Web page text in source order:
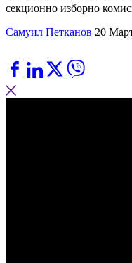
секционно изборно
Самуил Петканов 20